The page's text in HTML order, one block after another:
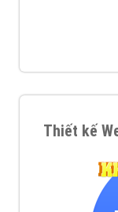
Thiết kế